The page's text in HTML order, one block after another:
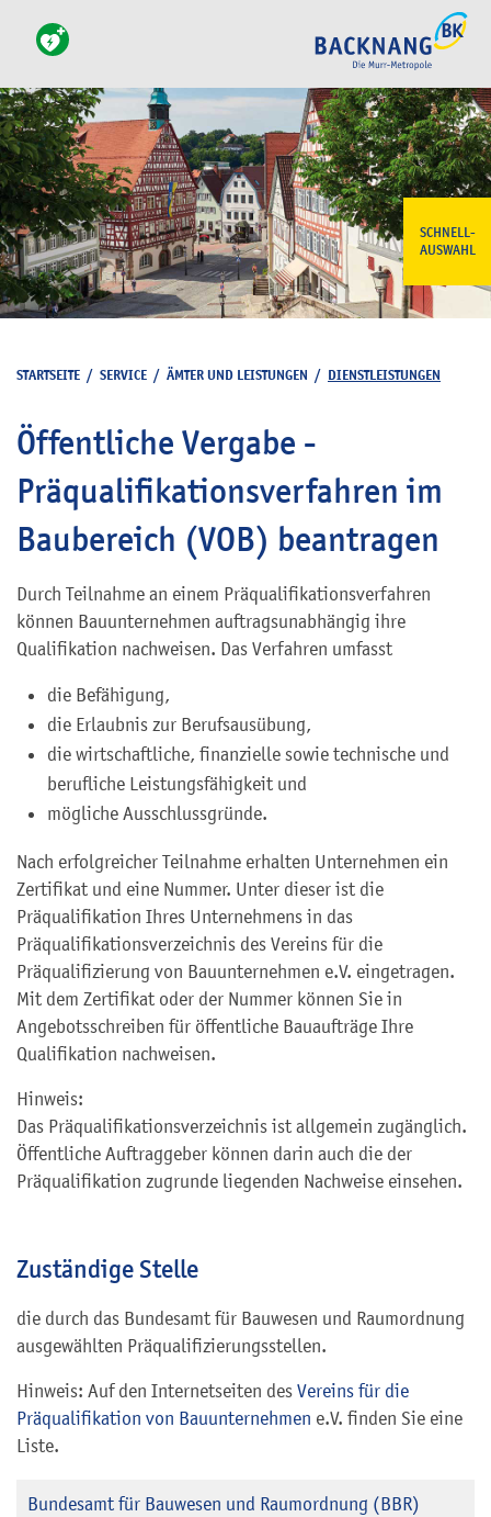
SCHNELL-
AUSWAHL
STARTSEITE / SERVICE / ÄMTER UND LEISTUNGEN / DIENSTLEISTUNGEN
Öffentliche Vergabe -
Präqualifikationsverfahren im
Baubereich (VOB) beantragen
Durch Teilnahme an einem Präqualifikationsverfahren
können Bauunternehmen auftragsunabhängig ihre
Qualifikation nachweisen. Das Verfahren umfasst
die Befähigung,
die Erlaubnis zur Berufsausübung,
die wirtschaftliche, finanzielle sowie technische und
berufliche Leistungsfähigkeit und
mögliche Ausschlussgründe.
Nach erfolgreicher Teilnahme erhalten Unternehmen ein
Zertifikat und eine Nummer. Unter dieser ist die
Präqualifikation Ihres Unternehmens in das
Präqualifikationsverzeichnis des Vereins für die
Präqualifizierung von Bauunternehmen e.V. eingetragen.
Mit dem Zertifikat oder der Nummer können Sie in
Angebotsschreiben für öffentliche Bauaufträge Ihre
Qualifikation nachweisen.
Hinweis:
Das Präqualifikationsverzeichnis ist allgemein zugänglich.
Öffentliche Auftraggeber können darin auch die der
Präqualifikation zugrunde liegenden Nachweise einsehen.
Zuständige Stelle
die durch das Bundesamt für Bauwesen und Raumordnung
ausgewählten Präqualifizierungsstellen.
Hinweis: Auf den Internetseiten des Vereins für die
Präqualifikation von Bauunternehmen e.V. finden Sie eine
Liste.
Bundesamt für Bauwesen und Raumordnung (BBR)